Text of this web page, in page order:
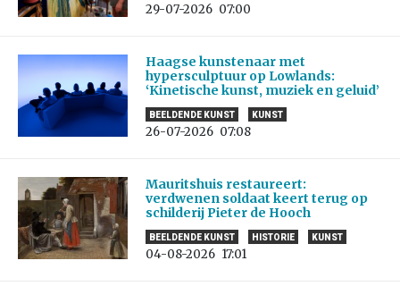
29-07-2026 07:00
Haagse kunstenaar met
hypersculptuur op Lowlands:
‘Kinetische kunst, muziek en geluid’
BEELDENDE KUNST KUNST
26-07-2026 07:08
Mauritshuis restaureert:
verdwenen soldaat keert terug op
schilderij Pieter de Hooch
BEELDENDE KUNST HISTORIE KUNST
04-08-2026 17:01